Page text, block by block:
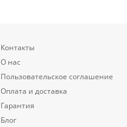
Контакты
О нас
Пользовательское соглашение
Оплата и доставка
Гарантия
Блог